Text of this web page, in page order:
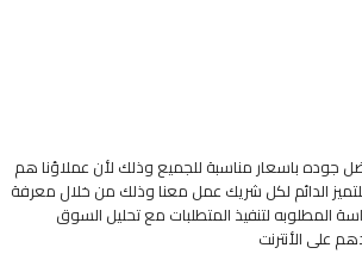
جوده باسعار مناسبة للجميع وذلك لأن عملاؤنا هم
الدائم لكل شريك عمل معنا وذلك من خلال معرفة
المطلوبه لتنفيذ المتطلبات مع تحليل السوق
على الأنترنت